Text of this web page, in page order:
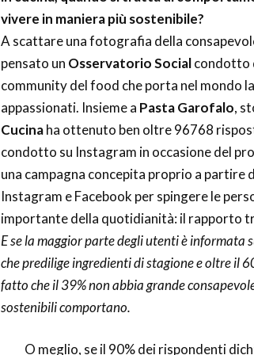
vivere in maniera più sostenibile?
A scattare una fotografia della
pensato un Osservatorio Socialcondotto
community del food che porta nel mondo
appassionati. Insieme a Pasta Garofalo,
Cucinaha ottenuto ben oltre 96768
condotto su Instagram in occasione del
una campagna concepita proprio a partire
Instagram e Facebook per spingere le
importante della quotidianità: il rapporto
E se la maggior parte degli utenti è informata
che predilige ingredienti di stagione e oltre il
fatto che il 39% non abbia grande
sostenibili comportano.
O meglio, se il 90% dei rispondenti